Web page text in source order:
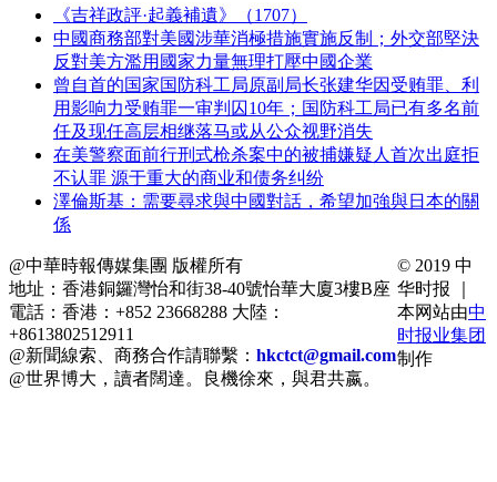
《吉祥政評·起義補遺》（1707）
中國商務部對美國涉華消極措施實施反制；外交部堅決
反對美方濫用國家力量無理打壓中國企業
曾自首的国家国防科工局原副局长张建华因受贿罪、利
用影响力受贿罪一审判囚10年；国防科工局已有多名前
任及现任高层相继落马或从公众视野消失
在美警察面前行刑式枪杀案中的被捕嫌疑人首次出庭拒
不认罪 源于重大的商业和债务纠纷
澤倫斯基：需要尋求與中國對話，希望加強與日本的關
係
@中華時報傳媒集團 版權所有
地址：香港銅鑼灣怡和街38-40號怡華大廈3樓B座
電話：香港：+852 23668288 大陸：
+8613802512911
@新聞線索、商務合作請聯繫： hkctct@gmail.com
@世界博大，讀者闊達。良機徐來，與君共嬴。
© 2019 中
华时报 ｜
本网站由中
时报业集团
制作